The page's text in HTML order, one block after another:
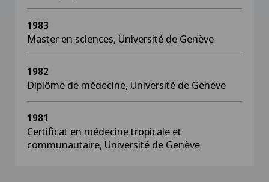
1983
Master en sciences, Université de Genève
1982
Diplôme de médecine, Université de Genève
1981
Certificat en médecine tropicale et
communautaire, Université de Genève